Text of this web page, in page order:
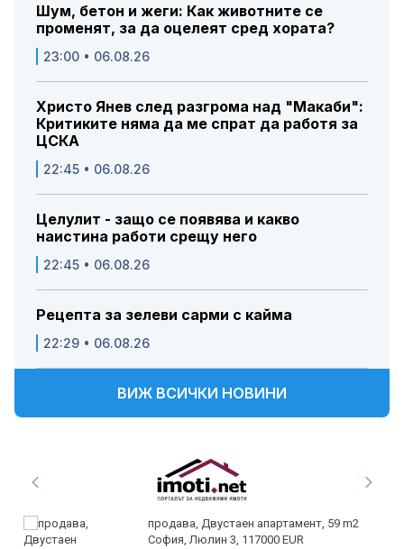
Шум, бетон и жеги: Как животните се
променят, за да оцелеят сред хората?
23:00 • 06.08.26
Христо Янев след разгрома над "Макаби":
Критиките няма да ме спрат да работя за
ЦСКА
22:45 • 06.08.26
Целулит - защо се появява и какво
наистина работи срещу него
22:45 • 06.08.26
Рецепта за зелеви сарми с кайма
22:29 • 06.08.26
ВИЖ ВСИЧКИ НОВИНИ
продава, Двустаен апартамент, 59 m2
София, Люлин 3, 117000 EUR